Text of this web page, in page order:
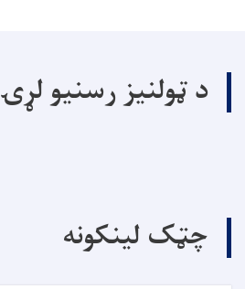
د ټولنیز رسنیو لړۍ
چټک لینکونه